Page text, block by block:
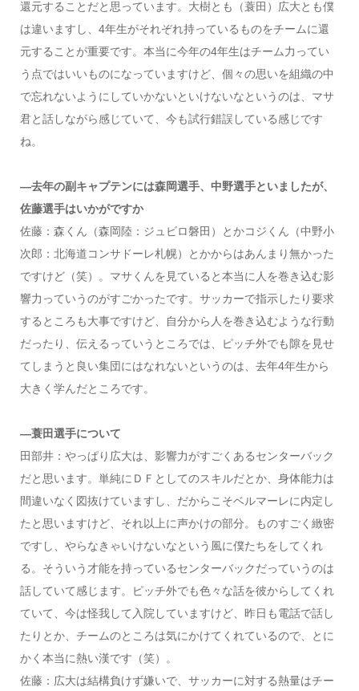
還元することだと思っています。大樹とも（蓑田）広大とも僕
は違いますし、4年生がそれぞれ持っているものをチームに還
元することが重要です。本当に今年の4年生はチーム力ってい
う点ではいいものになっていますけど、個々の思いを組織の中
で忘れないようにしていかないといけないなというのは、マサ
君と話しながら感じていて、今も試行錯誤している感じです
ね。
―去年の副キャプテンには森岡選手、中野選手といましたが、
佐藤選手はいかがですか
佐藤：森くん（森岡陸：ジュビロ磐田）とかコジくん（中野小
次郎：北海道コンサドーレ札幌）とかからはあんまり無かった
ですけど（笑）。マサくんを見ていると本当に人を巻き込む影
響力っていうのがすごかったです。サッカーで指示したり要求
するところも大事ですけど、自分から人を巻き込むような行動
だったり、伝えるっていうところでは、ピッチ外でも隙を見せ
てしまうと良い集団にはなれないというのは、去年4年生から
大きく学んだところです。
―蓑田選手について
田部井：やっぱり広大は、影響力がすごくあるセンターバック
だと思います。単純にＤＦとしてのスキルだとか、身体能力は
間違いなく図抜けていますし、だからこそベルマーレに内定し
たと思いますけど、それ以上に声かけの部分。ものすごく緻密
ですし、やらなきゃいけないなという風に僕たちをしてくれ
る。そういう才能を持っているセンターバックだっていうのは
話していて感じます。ピッチ外でも色々な話を彼からしてくれ
ていて、今は怪我して入院していますけど、昨日も電話で話し
たりとか、チームのところは気にかけてくれているので、とに
かく本当に熱い漢です（笑）。
佐藤：広大は結構負けず嫌いで、サッカーに対する熱量はチー